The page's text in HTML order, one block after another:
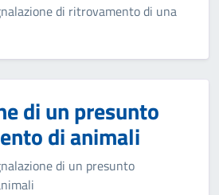
di ritrovamento di una
di un presunto
di animali
di un presunto